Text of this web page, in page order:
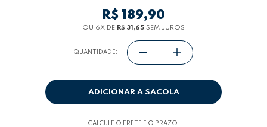
R$ 189,90
OU 6X DE R$ 31,65 SEM JUROS
QUANTIDADE:
ADICIONAR A SACOLA
CALCULE O FRETE E O PRAZO: